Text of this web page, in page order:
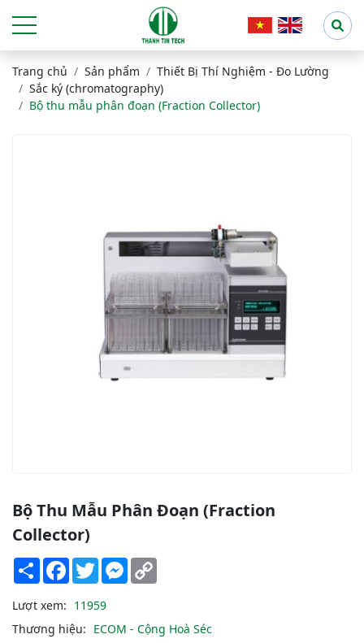
Trang chủ Sản phẩm
Thiết Bị Thí Nghiệm - Đo Lường
Sắc ký (chromatography)
Bộ thu mẫu phân đoạn (Fraction Collector)
Bộ Thu Mẫu Phân Đoạn (Fraction
Collector)
Share Facebook
TwitterMessenger
Lượt xem: 11959
Thương hiệu: ECOM - Cộng Hoà Séc